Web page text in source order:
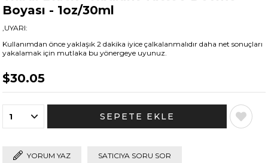
Boyası - 1oz/30ml
,UYARI:
Kullanımdan önce yaklaşık 2 dakika iyice çalkalanmalıdır daha net sonuçları
yakalamak için mutlaka bu yönergeye uyunuz.
$30.05
YORUM YAZ SATICIYA SORU SOR